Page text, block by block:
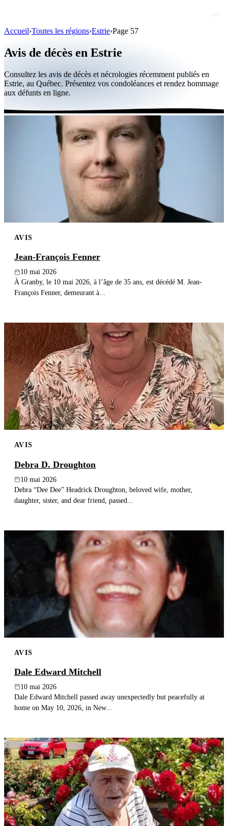
Personnalités publiques
Québec
Canada
International
Maisons funéraires
Recherche
Accueil›Toutes les régions›Estrie›Page 57
Avis de décès en Estrie
Consultez les avis de décès et nécrologies récemment publiés en
Estrie, au Québec. Présentez vos condoléances et rendez hommage
aux défunts en ligne.
AVIS
Jean-François Fenner
10 mai 2026
À Granby, le 10 mai 2026, à l’âge de 35 ans, est décédé M. Jean-
François Fenner, demeurant à...
AVIS
Debra D. Droughton
10 mai 2026
Debra “Dee Dee” Headrick Droughton, beloved wife, mother,
daughter, sister, and dear friend, passed...
AVIS
Dale Edward Mitchell
10 mai 2026
Dale Edward Mitchell passed away unexpectedly but peacefully at
home on May 10, 2026, in New...